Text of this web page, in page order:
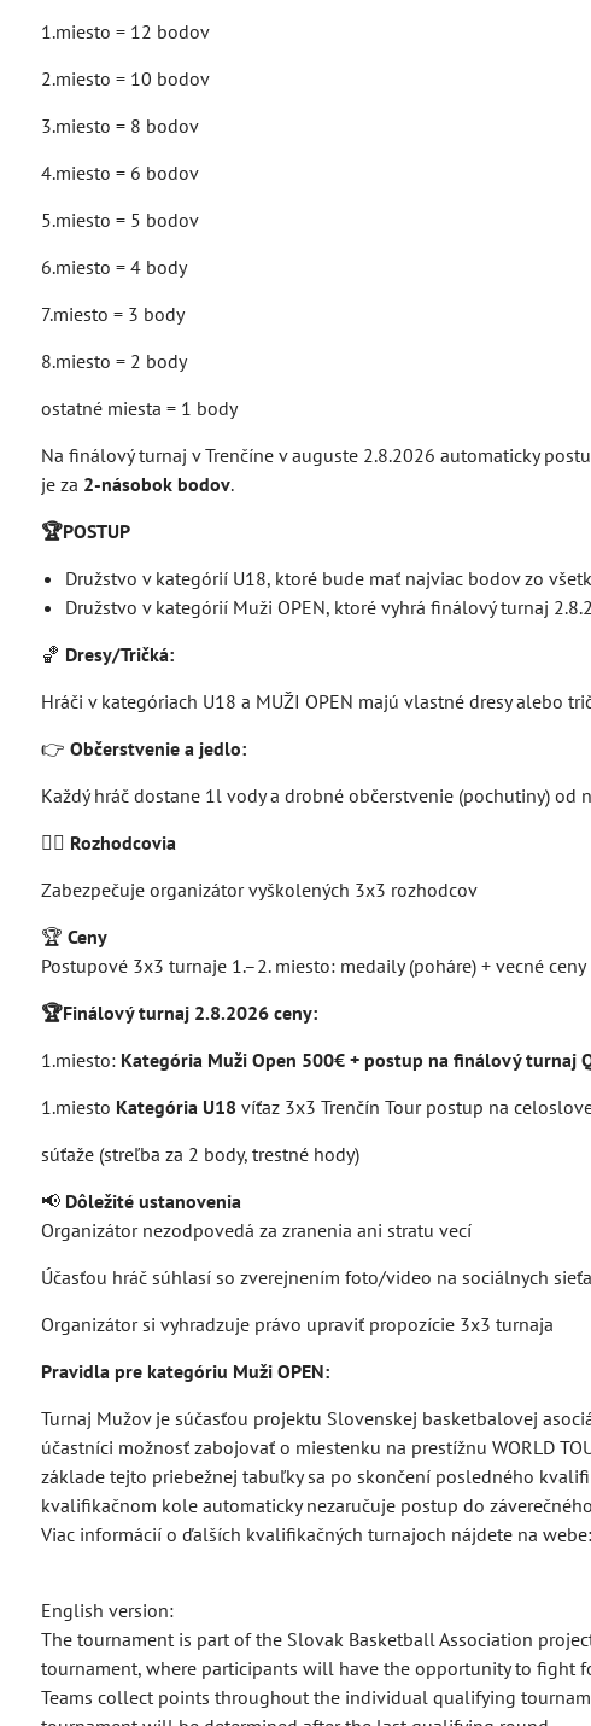
1.miesto = 12 bodov
2.miesto = 10 bodov
3.miesto = 8 bodov
4.miesto = 6 bodov
5.miesto = 5 bodov
6.miesto = 4 body
7.miesto = 3 body
8.miesto = 2 body
ostatné miesta = 1 body
Na finálový turnaj v Trenčíne v auguste 2.8.2026 automaticky
je za 2-násobok bodov.
🏆POSTUP
Družstvo v kategórií U18, ktoré bude mať najviac bodov zo
Družstvo v kategórií Muži OPEN, ktoré vyhrá finálový turnaj
🏀 Dresy/Tričká:
Hráči v kategóriach U18 a MUŽI OPEN majú vlastné dresy alebo
👉 Občerstvenie a jedlo:
Každý hráč dostane 1l vody a drobné občerstvenie (pochutiny) od
🧑‍⚖️ Rozhodcovia
Zabezpečuje organizátor vyškolených 3x3 rozhodcov
🏆 Ceny
Postupové 3x3 turnaje 1.–2. miesto: medaily (poháre) + vecné ceny
🏆Finálový turnaj 2.8.2026 ceny:
1.miesto: Kategória Muži Open 500€ + postup na finálový turnaj
1.miesto Kategória U18 víťaz 3x3 Trenčín Tour postup na
súťaže (streľba za 2 body, trestné hody)
📢 Dôležité ustanovenia
Organizátor nezodpovedá za zranenia ani stratu vecí
Účasťou hráč súhlasí so zverejnením foto/video na sociálnych
Organizátor si vyhradzuje právo upraviť propozície 3x3 turnaja
Pravidla pre kategóriu Muži OPEN:
Turnaj Mužov je súčasťou projektu Slovenskej basketbalovej
účastníci možnosť zabojovať o miestenku na prestížnu WORLD
základe tejto priebežnej tabuľky sa po skončení posledného
kvalifikačnom kole automaticky nezaručuje postup do
Viac informácií o ďalších kvalifikačných turnajoch nájdete na webe:
English version:
The tournament is part of the Slovak Basketball Association
tournament, where participants will have the opportunity to fight
Teams collect points throughout the individual qualifying